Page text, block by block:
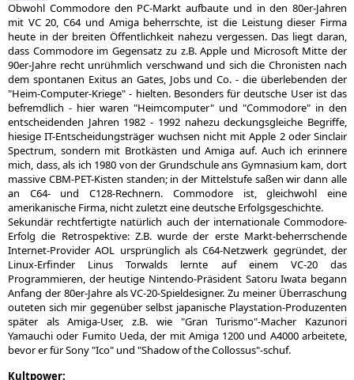
Obwohl Commodore den PC-Markt aufbaute und in den 80er-Jahren
mit VC 20, C64 und Amiga beherrschte, ist die Leistung dieser Firma
heute in der breiten Öffentlichkeit nahezu vergessen. Das liegt daran,
dass Commodore im Gegensatz zu z.B. Apple und Microsoft Mitte der
90er-Jahre recht unrühmlich verschwand und sich die Chronisten nach
dem spontanen Exitus an Gates, Jobs und Co. - die überlebenden der
"Heim-Computer-Kriege" - hielten. Besonders für deutsche User ist das
befremdlich - hier waren "Heimcomputer" und "Commodore" in den
entscheidenden Jahren 1982 - 1992 nahezu deckungsgleiche Begriffe,
hiesige IT-Entscheidungsträger wuchsen nicht mit Apple 2 oder Sinclair
Spectrum, sondern mit Brotkästen und Amiga auf. Auch ich erinnere
mich, dass, als ich 1980 von der Grundschule ans Gymnasium kam, dort
massive CBM-PET-Kisten standen; in der Mittelstufe saßen wir dann alle
an C64- und C128-Rechnern. Commodore ist, gleichwohl eine
amerikanische Firma, nicht zuletzt eine deutsche Erfolgsgeschichte.
Sekundär rechtfertigte natürlich auch der internationale Commodore-
Erfolg die Retrospektive: Z.B. wurde der erste Markt-beherrschende
Internet-Provider AOL ursprünglich als C64-Netzwerk gegründet, der
Linux-Erfinder Linus Torwalds lernte auf einem VC-20 das
Programmieren, der heutige Nintendo-Präsident Satoru Iwata begann
Anfang der 80er-Jahre als VC-20-Spieldesigner. Zu meiner Überraschung
outeten sich mir gegenüber selbst japanische Playstation-Produzenten
später als Amiga-User, z.B. wie "Gran Turismo"-Macher Kazunori
Yamauchi oder Fumito Ueda, der mit Amiga 1200 und A4000 arbeitete,
bevor er für Sony "Ico" und "Shadow of the Collossus"-schuf.
Kultpower: